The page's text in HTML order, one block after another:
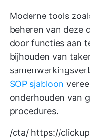
Moderne tools
beheren van deze
door functies aan
bijhouden van
SOP sjabloon
onderhouden van
procedures.
/cta/ https://